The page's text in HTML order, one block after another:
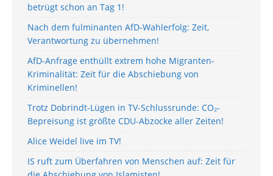
betrügt schon an Tag 1!
Nach dem fulminanten AfD-Wahlerfolg: Zeit,
Verantwortung zu übernehmen!
AfD-Anfrage enthüllt extrem hohe Migranten-
Kriminalität: Zeit für die Abschiebung von
Kriminellen!
Trotz Dobrindt-Lügen in TV-Schlussrunde: CO₂-
Bepreisung ist größte CDU-Abzocke aller Zeiten!
Alice Weidel live im TV!
IS ruft zum Überfahren von Menschen auf: Zeit für